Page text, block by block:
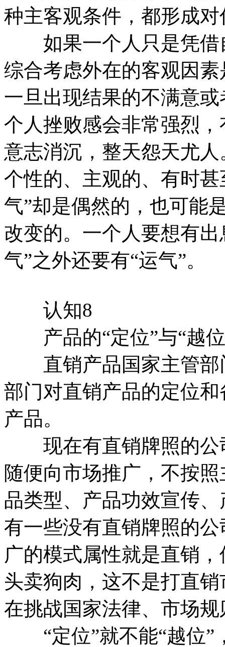
种主客观条件，都形成
如果一个人只是凭借
综合考虑外在的客观因
一旦出现结果的不满意
个人挫败感会非常强烈
意志消沉，整天怨天尤
个性的、主观的、有时
气”却是偶然的，也可能
改变的。一个人要想有
气”之外还要有“运气”。
认知8
产品的“定位”与“越
直销产品国家主管部
部门对直销产品的定位
产品。
现在有直销牌照的公
随便向市场推广，不按
品类型、产品功效宣传
有一些没有直销牌照的
广的模式属性就是直销
头卖狗肉，这不是打直
在挑战国家法律、市场
“定位”就不能“越位”